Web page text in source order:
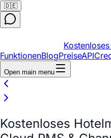
🇩🇪
FunktionenBlogPreiseAPI
Open main menu
Kostenloses